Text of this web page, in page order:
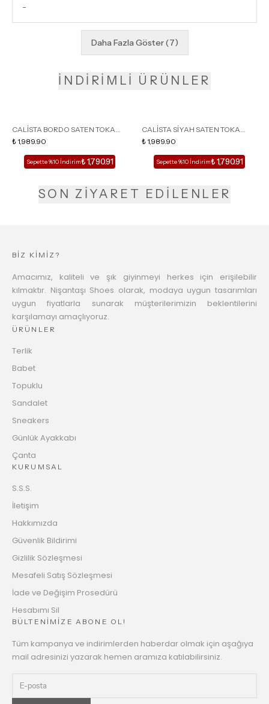
-
Daha Fazla Göster(7)
İNDİRİMLİ ÜRÜNLER
CALİSTA BORDO SATEN TOKA
DETAY SİVRİ BURUN KADIN
TOPUKLU TERLİK
₺ 1,989.90
Sepette %10 İndirim₺ 1,790.91
CALİSTA SİYAH SATEN TOKA
DETAY SİVRİ BURUN KADIN
TOPUKLU TERLİK
₺ 1,989.90
Sepette %10 İndirim₺ 1,790.91
SON ZİYARET EDİLENLER
BİZ KİMİZ?
Amacımız, kaliteli ve şık giyinmeyi herkes için erişilebilir
kılmaktır. Nişantaşı Shoes olarak, modaya uygun tasarımları
uygun fiyatlarla sunarak müşterilerimizin beklentilerini
karşılamayı amaçlıyoruz.
ÜRÜNLER
Terlik
Babet
Topuklu
Sandalet
Sneakers
Günlük Ayakkabı
Çanta
KURUMSAL
S.S.S.
İletişim
Hakkımızda
Güvenlik Bildirimi
Gizlilik Sözleşmesi
Mesafeli Satış Sözleşmesi
İade ve Değişim Prosedürü
Hesabımı Sil
BÜLTENİMİZE ABONE OL!
Tüm kampanya ve indirimlerden haberdar olmak için aşağıya
mail adresinizi yazarak hemen aramıza katılabilirsiniz.